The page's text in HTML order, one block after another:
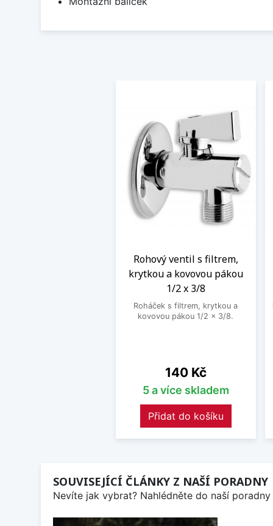
Rohový ventil s filtrem,
krytkou a kovovou pákou
1/2 x 3/8
Roháček s filtrem, krytkou a
kovovou pákou 1/2 x 3/8.
Cena
140 Kč
5 a více skladem
Přidat do košíku
SOUVISEJÍCÍ ČLÁNKY Z NAŠÍ PORADNY
Nevíte jak vybrat? Nahlédněte do naší